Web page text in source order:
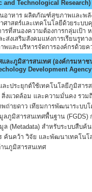
Technological Research)
าหาร ผลิตภัณฑ์สุขภาพเเละพลั
ศาสตร์เเละเทคโนโลยีด้วยระ
ารที่สนองความต้องการกลุ่มเป้า
งเสริมสังคมแห่งการเรียนรูทาง
และบริหารจัดการองค์กรด้วยค
เละภูมิสารสนเทศ (องค์กรมหาช
Development
ะประยุกต์ใช้เทคโนโลยีภูมิสาร
งแวดล้อม และความมั่นคง รวม
ถ่ายดาว เทียมการพัฒนาระบบ
ลภูมิสารสนเทศพื้นฐาน
(Metadata) สำหรับระบบสืบค้
ค้นคว้า วิจัย และพัฒนาเทคโน
นภูมิสารสนเทศ